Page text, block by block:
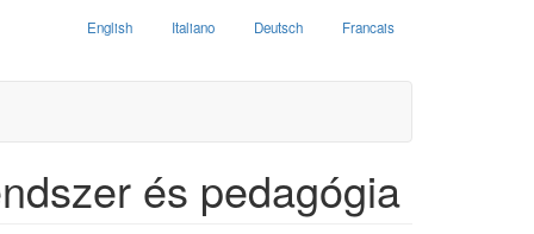
English Italiano Deutsch Francais
és pedagógia